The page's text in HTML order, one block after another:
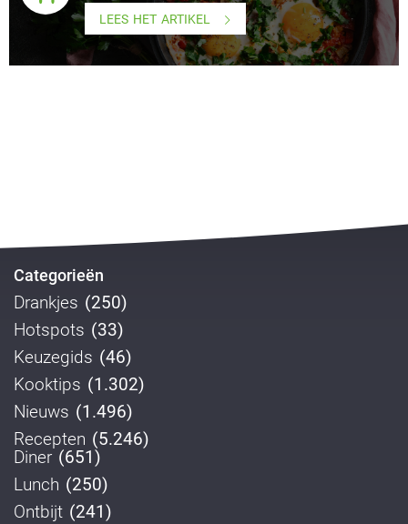
LEES HET ARTIKEL
Categorieën
Drankjes (250)
Hotspots (33)
Keuzegids (46)
Kooktips (1.302)
Nieuws (1.496)
Recepten (5.246)
Diner (651)
Lunch (250)
Ontbijt (241)